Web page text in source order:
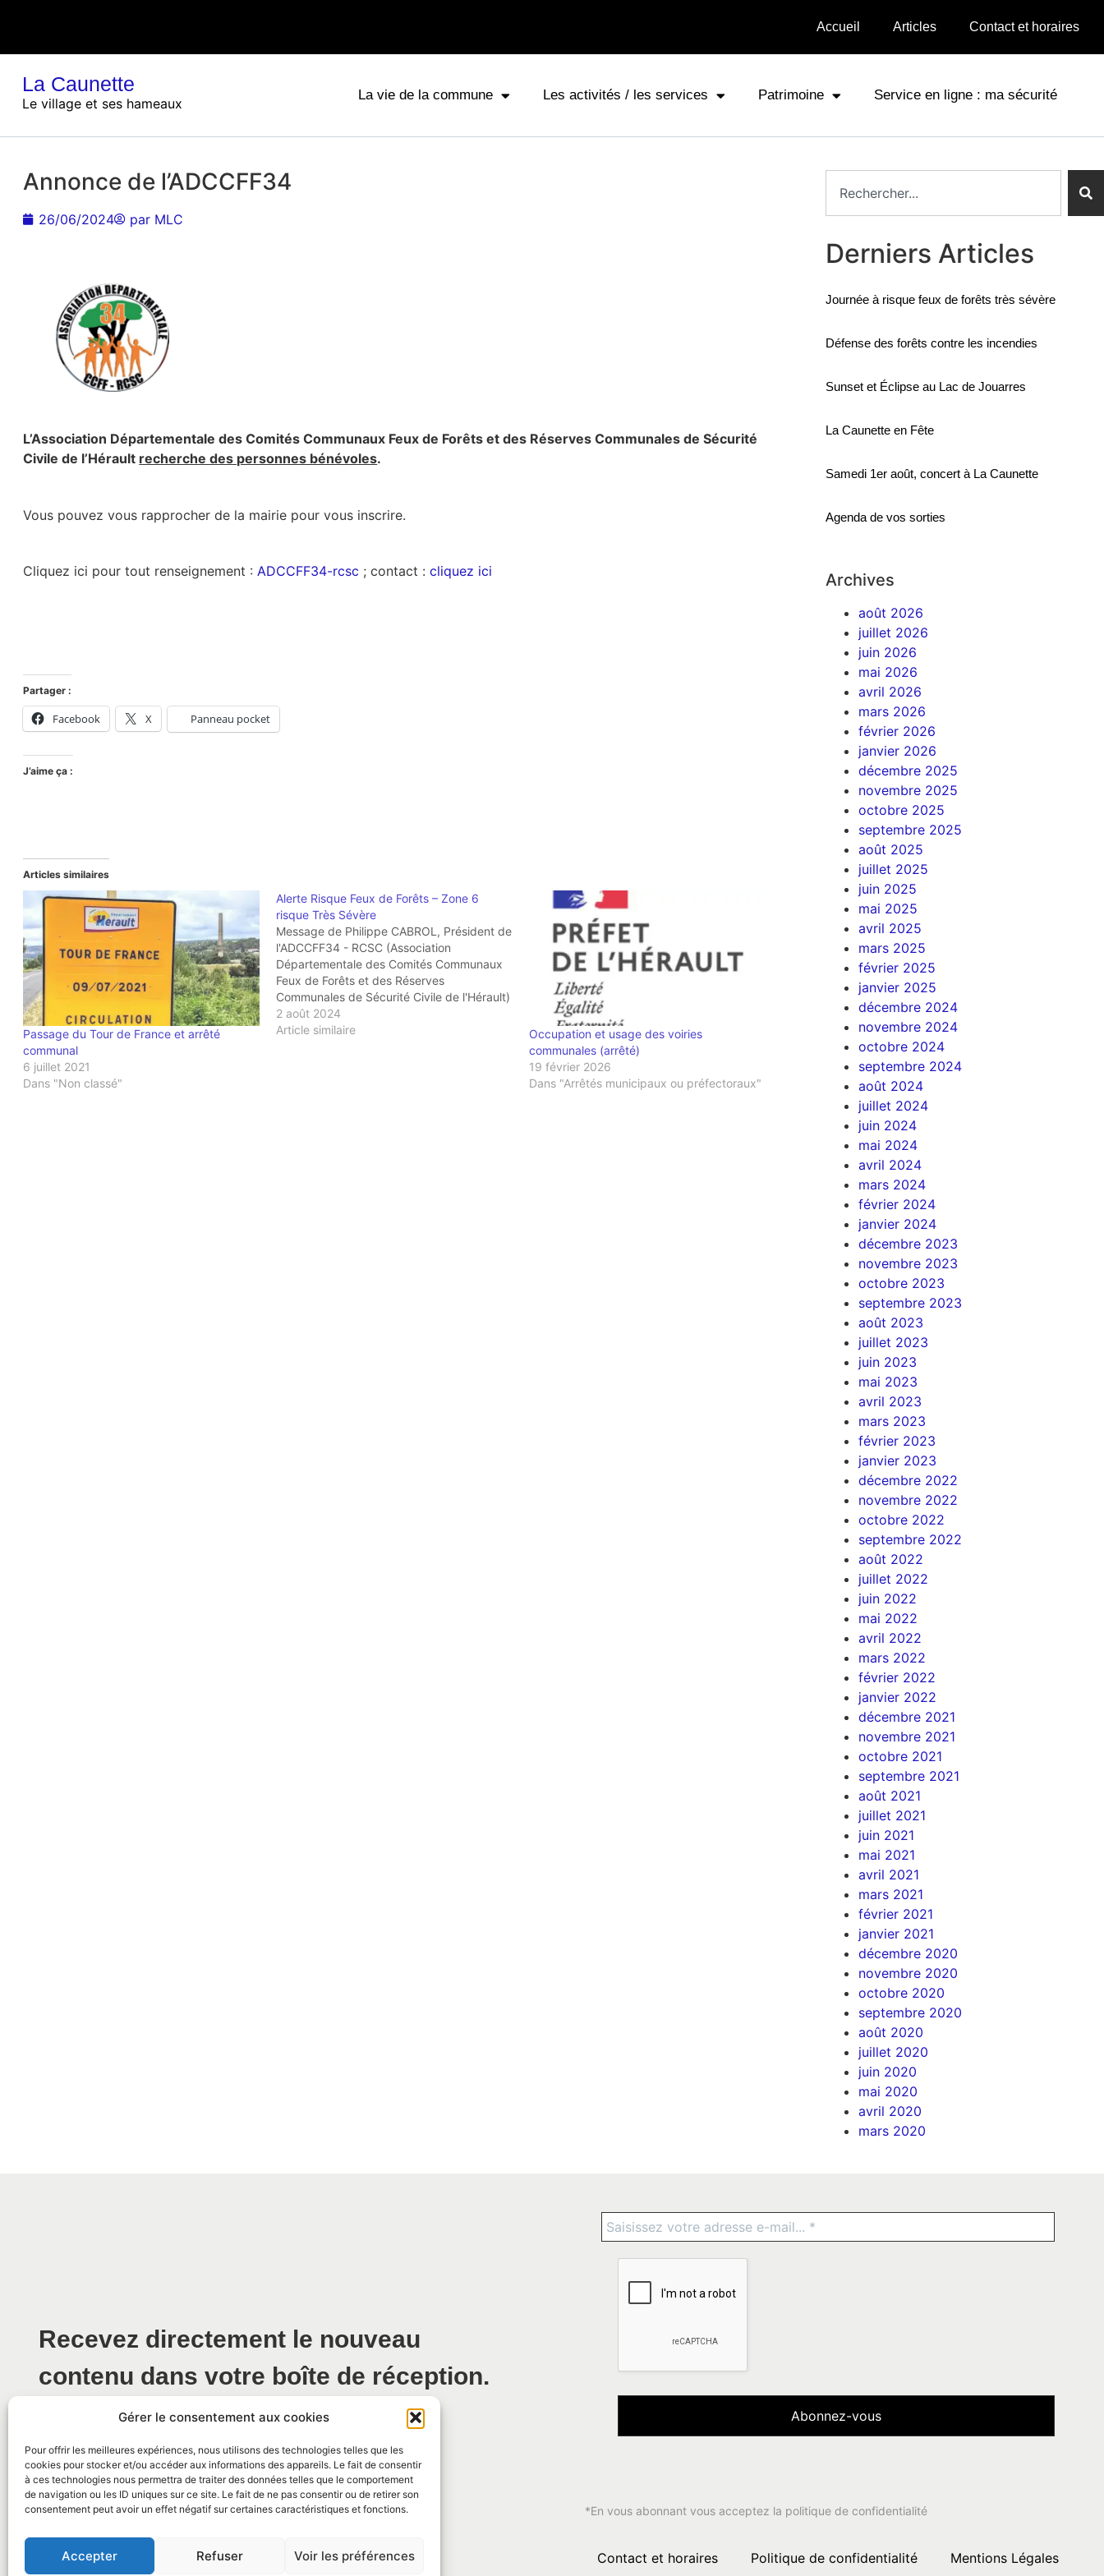
Gérer le consentement aux cookies
Pour offrir les meilleures expériences, nous utilisons des technologies telles que les
cookies pour stocker et/ou accéder aux informations des appareils. Le fait de consentir
à ces technologies nous permettra de traiter des données telles que le comportement
de navigation ou les ID uniques sur ce site. Le fait de ne pas consentir ou de retirer son
consentement peut avoir un effet négatif sur certaines caractéristiques et fonctions.
Accepter Refuser Voir les préférences
Accueil Articles Contact et horaires
La Caunette
Le village et ses hameaux
La vie de la commune Les activités / les services Patrimoine Service en ligne : ma sécurité
Annonce de l’ADCCFF34
26/06/2024 par MLC
L’Association Départementale des Comités Communaux Feux de Forêts et des Réserves Communales de Sécurité
Civile de l’Hérault recherche des personnes bénévoles.
Vous pouvez vous rapprocher de la mairie pour vous inscrire.
Cliquez ici pour tout renseignement :ADCCFF34-rcsc ; contact :cliquez ici
Partager :
Facebook X Panneau pocket
J’aime ça :
Articles similaires
Passage du Tour de France et arrêté
communal
6 juillet 2021
Dans "Non classé"
Alerte Risque Feux de Forêts – Zone 6
risque Très Sévère
Message de Philippe CABROL, Président de
l'ADCCFF34 - RCSC (Association
Départementale des Comités Communaux
Feux de Forêts et des Réserves
Communales de Sécurité Civile de l'Hérault)
: Bonjour, Nous vous informons que la zone
météo dont vous faites partie (ZONE 6) est
2 août 2024
Article similaire
Occupation et usage des voiries
communales (arrêté)
19 février 2026
Dans "Arrêtés municipaux ou préfectoraux"
Derniers Articles
Journée à risque feux de forêts très sévère
Défense des forêts contre les incendies
Sunset et Éclipse au Lac de Jouarres
La Caunette en Fête
Samedi 1er août, concert à La Caunette
Agenda de vos sorties
Archives
août 2026
juillet 2026
juin 2026
mai 2026
avril 2026
mars 2026
février 2026
janvier 2026
décembre 2025
novembre 2025
octobre 2025
septembre 2025
août 2025
juillet 2025
juin 2025
mai 2025
avril 2025
mars 2025
février 2025
janvier 2025
décembre 2024
novembre 2024
octobre 2024
septembre 2024
août 2024
juillet 2024
juin 2024
mai 2024
avril 2024
mars 2024
février 2024
janvier 2024
décembre 2023
novembre 2023
octobre 2023
septembre 2023
août 2023
juillet 2023
juin 2023
mai 2023
avril 2023
mars 2023
février 2023
janvier 2023
décembre 2022
novembre 2022
octobre 2022
septembre 2022
août 2022
juillet 2022
juin 2022
mai 2022
avril 2022
mars 2022
février 2022
janvier 2022
décembre 2021
novembre 2021
octobre 2021
septembre 2021
août 2021
juillet 2021
juin 2021
mai 2021
avril 2021
mars 2021
février 2021
janvier 2021
décembre 2020
novembre 2020
octobre 2020
septembre 2020
août 2020
juillet 2020
juin 2020
mai 2020
avril 2020
mars 2020
Recevez directement le nouveau
contenu dans votre boîte de réception.
*En vous abonnant vous acceptez la politique de confidentialité
Contact et horaires Politique de confidentialité Mentions Légales